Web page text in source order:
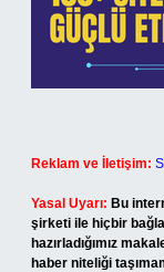
Reklam ve İletişim:
Yasal Uyarı: Bu
şirketi ile hiçbir
hazırladığımız
haber niteliği